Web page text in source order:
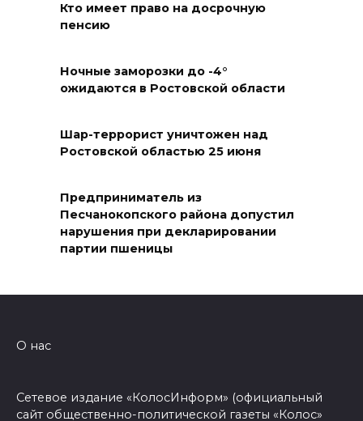
Госавтоинспекция по
Ростовской области призвала
из-за ухудшения погоды
Сап-фестиваль, ночной забег
07 августа 2026 19:19
В Таганроге из-за аварии
улицах
2000 жителей бесплатно
осваивают новые профессии
Кто имеет право на досрочную
пенсию
Ночные заморозки до -4°
ожидаются в Ростовской области
Шар-террорист уничтожен над
Ростовской областью 25 июня
Предприниматель из
Песчанокопского района допустил
нарушения при декларировании
партии пшеницы
О нас
Сетевое издание «КолосИнформ» (официальный
сайт общественно-политической газеты «Колос»